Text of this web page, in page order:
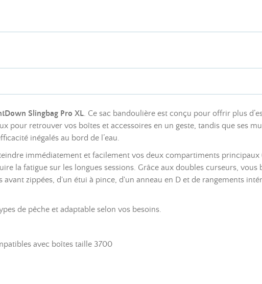
Slingbag Pro XL. Ce sac bandoulière est conçu pour offrir plus
pour retrouver vos boîtes et accessoires en un geste, tandis que ses
inégalés au bord de l’eau.
immédiatement et facilement vos deux compartiments
la fatigue sur les longues sessions. Grâce aux doubles curseurs,
avant zippées, d'un étui à pince, d'un anneau en D et de rangements
de pêche et adaptable selon vos besoins.
avec boîtes taille 3700